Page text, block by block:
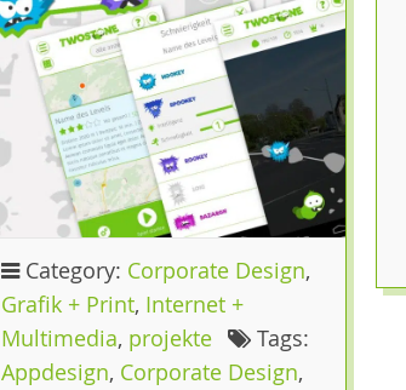
Category: Corporate Design,
Grafik + Print, Internet +
Multimedia, projekte
Tags:
Appdesign, Corporate Design,